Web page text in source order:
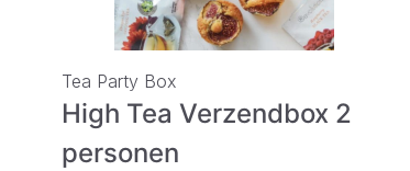
Tea Party Box
High Tea Verzendbox 2
personen